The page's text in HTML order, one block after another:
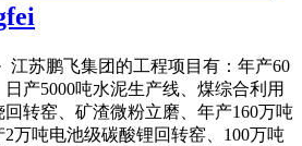
江苏鹏飞集团的工程项目有：年产60
产5000吨水泥生产线、煤综合利用
转窑、矿渣微粉立磨、年产160万吨
万吨电池级碳酸锂回转窑、100万吨